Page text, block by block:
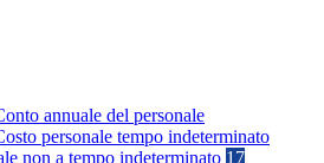
annuale del personale
personale tempo indeterminato
non a tempo indeterminato 17